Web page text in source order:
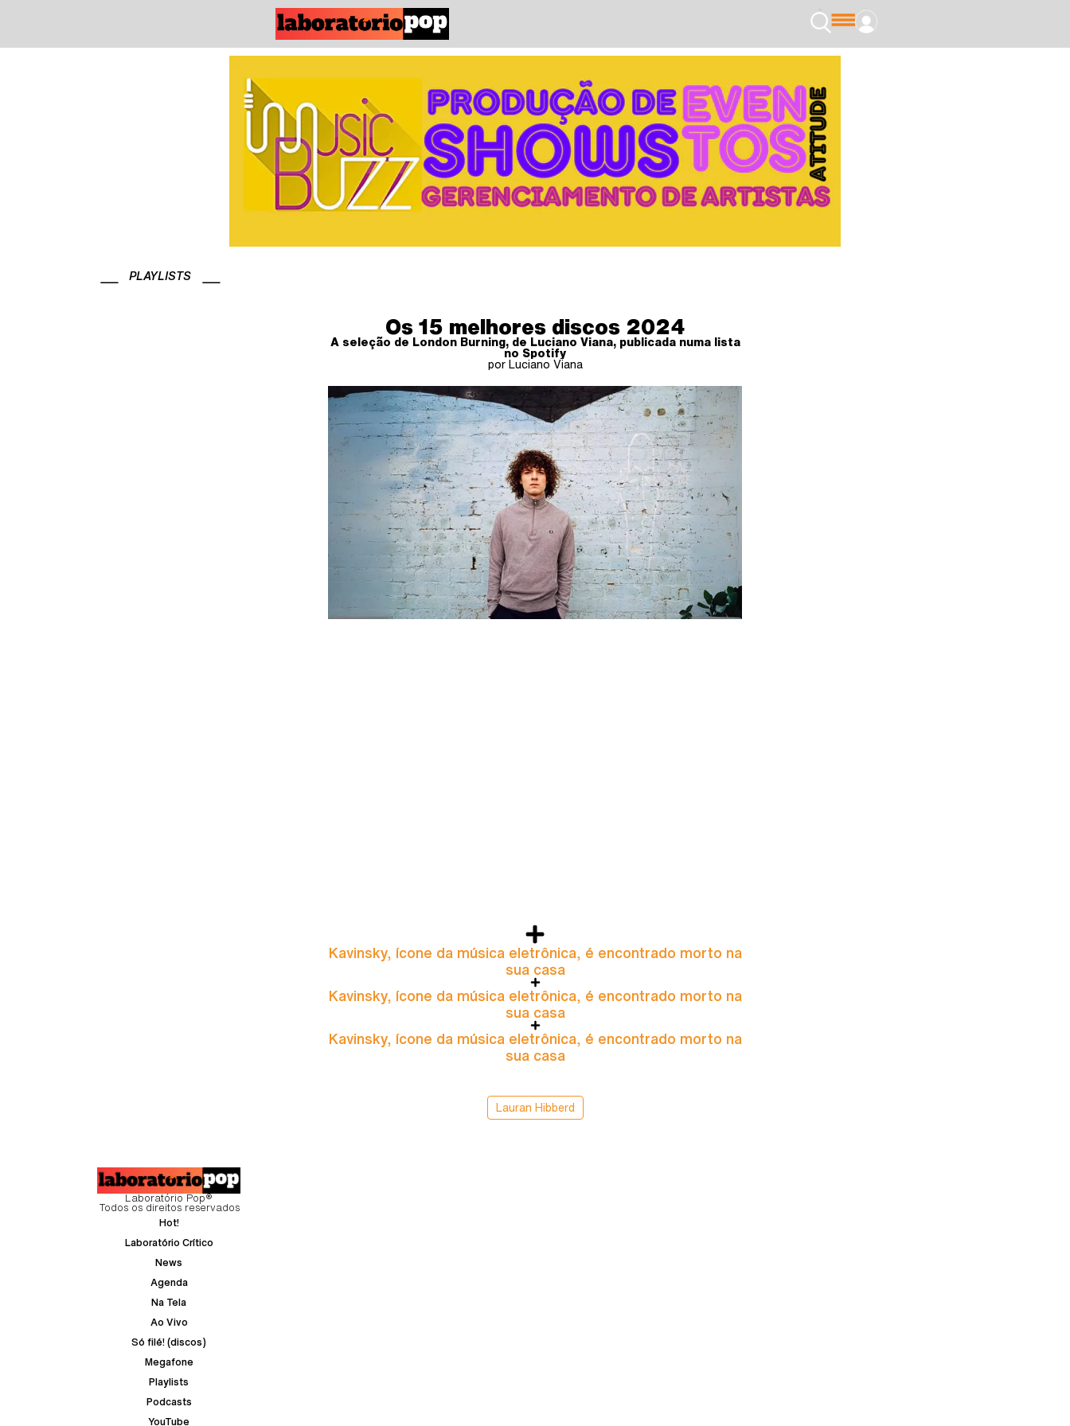
PLAYLISTS
Os 15 melhores discos 2024
A seleção de London Burning, de Luciano Viana, publicada numa lista
no Spotify
por Luciano Viana
Kavinsky, ícone da música eletrônica, é encontrado morto na
sua casa
Kavinsky, ícone da música eletrônica, é encontrado morto na
sua casa
Kavinsky, ícone da música eletrônica, é encontrado morto na
sua casa
Lauran Hibberd
Laboratório Pop®
Todos os direitos reservados
Hot!
Laboratório Crítico
News
Agenda
Na Tela
Ao Vivo
Só filé! (discos)
Megafone
Playlists
Podcasts
YouTube